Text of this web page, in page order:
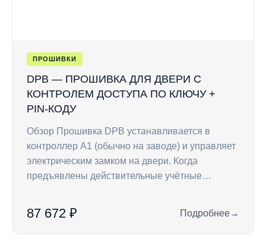
ПРОШИВКИ
DPB — ПРОШИВКА ДЛЯ ДВЕРИ С
КОНТРОЛЕМ ДОСТУПА ПО КЛЮЧУ +
PIN-КОДУ
Обзор Прошивка DPB устанавливается в
контроллер A1 (обычно на заводе) и управляет
электрическим замком на двери. Когда
предъявлены действительные учётные…
87 672 ₽ Подробнее
: DPB — прошивка
→